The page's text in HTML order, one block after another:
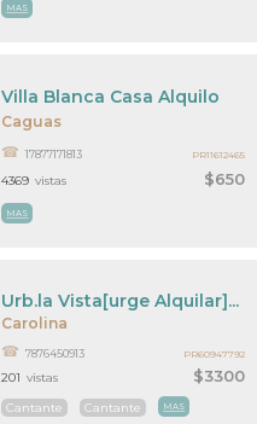
MAS
Caguas
$650
Villa Blanca Casa Alquilo
17877171813
MAS
4369 vistas
PR11612465
Carolina
$3300
Urb.la Vista[urge Alquilar]...
7876450913
Cantante Cantante MAS
201 vistas
PR60947792